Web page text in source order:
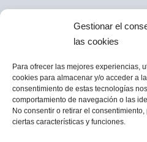
Gestionar el
las cookies
Para ofrecer las mejores experiencias,
cookies para almacenar y/o acceder a
consentimiento de estas tecnologías
comportamiento de navegación o las
No consentir o retirar el
ciertas características y funciones.
Costa de San Marcos,
Atendemos por